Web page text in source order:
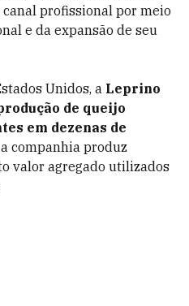
profissional por meio
e da expansão de seu
Unidos, a Leprino
de queijo
em dezenas de
companhia produz
valor agregado utilizados